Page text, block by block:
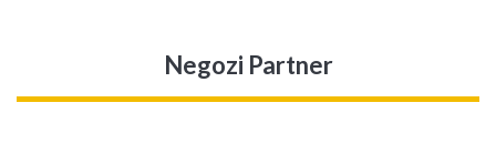
Negozi Partner